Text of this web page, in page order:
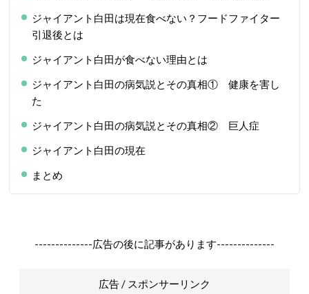
ジャイアント白田は現在食べない？フードファイター
引退後とは
ジャイアント白田が食べない理由とは
ジャイアント白田の病気説とその真相① 健康を害し
た
ジャイアント白田の病気説とその真相② 巨人症
ジャイアント白田の現在
まとめ
--------------広告の後に記事があります--------------
広告 / スポンサーリンク